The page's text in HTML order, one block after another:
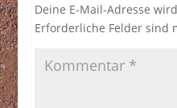
Deine E-Mail-Adresse
Erforderliche Felder sind